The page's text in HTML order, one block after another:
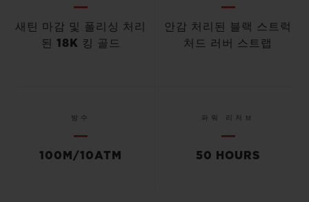
새틴 마감 및 폴리싱 처리
된 18K 킹 골드
안감 처리된 블랙 스트럭
처드 러버 스트랩
방수
100M/10ATM
파워 리저브
50 HOURS